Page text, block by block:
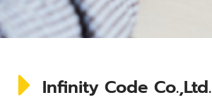
Infinity Code Co.,Ltd.